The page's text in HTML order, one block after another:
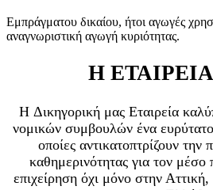
Εμπράγματου δικαίου, ήτοι αγωγές
αναγνωριστική αγωγή κυριότητας.
Η
H Δικηγορική μας Εταιρεία
νομικών συμβουλών ένα
οποίες αντικατοπτρίζουν την
καθημερινότητας για τον μέσο
επιχείρηση όχι μόνο στην